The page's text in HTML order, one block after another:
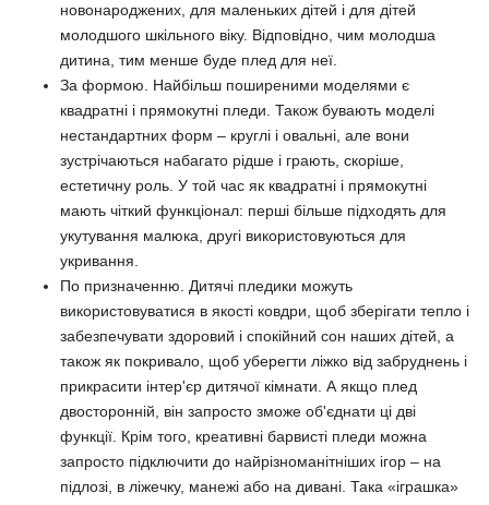
новонароджених, для маленьких дітей і для дітей
молодшого шкільного віку. Відповідно, чим молодша
дитина, тим менше буде плед для неї.
За формою. Найбільш поширеними моделями є
квадратні і прямокутні пледи. Також бувають моделі
нестандартних форм – круглі і овальні, але вони
зустрічаються набагато рідше і грають, скоріше,
естетичну роль. У той час як квадратні і прямокутні
мають чіткий функціонал: перші більше підходять для
укутування малюка, другі використовуються для
укривання.
По призначенню. Дитячі пледики можуть
використовуватися в якості ковдри, щоб зберігати тепло і
забезпечувати здоровий і спокійний сон наших дітей, а
також як покривало, щоб уберегти ліжко від забруднень і
прикрасити інтер'єр дитячої кімнати. А якщо плед
двосторонній, він запросто зможе об'єднати ці дві
функції. Крім того, креативні барвисті пледи можна
запросто підключити до найрізноманітніших ігор – на
підлозі, в ліжечку, манежі або на дивані. Така «іграшка»